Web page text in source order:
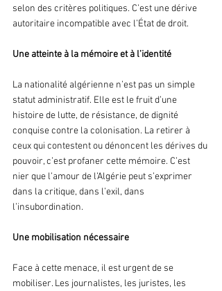
selon des critères politiques. C’est une dérive
autoritaire incompatible avec l’État de droit.
Une atteinte à la mémoire et à l’identité
La nationalité algérienne n’est pas un simple
statut administratif. Elle est le fruit d’une
histoire de lutte, de résistance, de dignité
conquise contre la colonisation. La retirer à
ceux qui contestent ou dénoncent les dérives du
pouvoir, c’est profaner cette mémoire. C’est
nier que l’amour de l’Algérie peut s’exprimer
dans la critique, dans l’exil, dans
l’insubordination.
Une mobilisation nécessaire
Face à cette menace, il est urgent de se
mobiliser. Les journalistes, les juristes, les